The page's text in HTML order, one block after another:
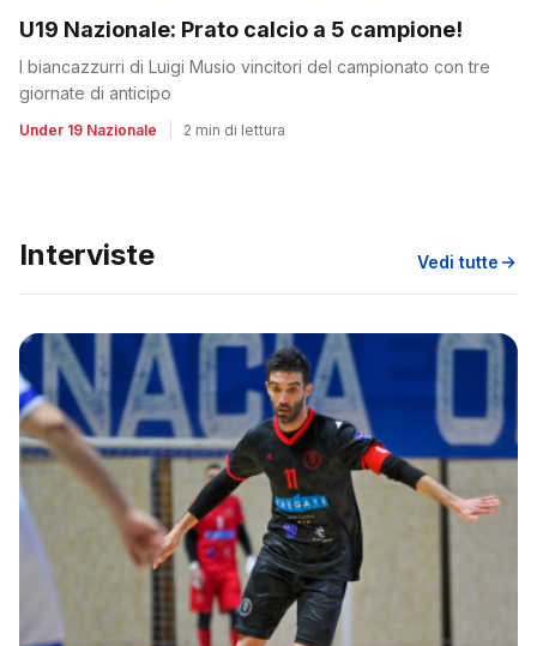
U19 Nazionale: Prato calcio a 5 campione!
I biancazzurri di Luigi Musio vincitori del campionato con tre
giornate di anticipo
Under 19 Nazionale 2 min di lettura
Interviste Vedi tutte